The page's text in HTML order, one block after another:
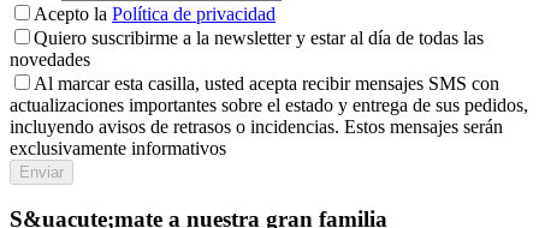
Acepto la Política de privacidad
Quiero suscribirme a la newsletter y estar al día de todas las
novedades
Al marcar esta casilla, usted acepta recibir mensajes SMS con
actualizaciones importantes sobre el estado y entrega de sus pedidos,
incluyendo avisos de retrasos o incidencias. Estos mensajes serán
exclusivamente informativos
Enviar
S&uacute;mate a nuestra gran familia